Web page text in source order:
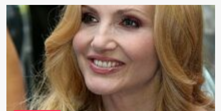
Sanremo
2024
den
Charts
(Woche
1)